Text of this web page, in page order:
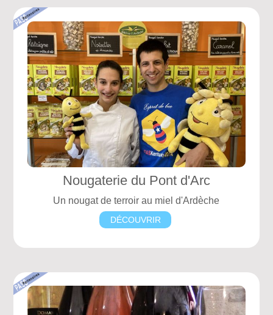
Nougaterie du Pont d'Arc
Un nougat de terroir au miel d'Ardèche
DÉCOUVRIR